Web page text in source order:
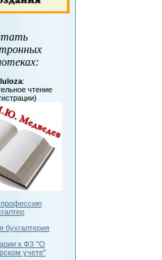
:
:
чтение
бухгалтерия
к ФЗ "О
учете"